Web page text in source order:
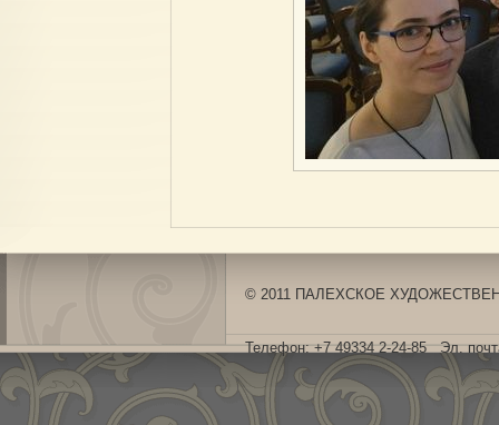
© 2011 ПАЛЕХСКОЕ
Телефон: +7 49334 2-24-85 Эл.